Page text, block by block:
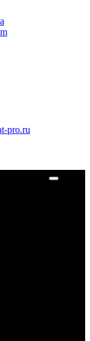
pro.ru